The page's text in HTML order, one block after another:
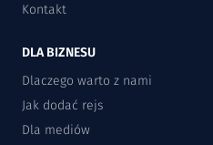
Kontakt
DLA BIZNESU
Dlaczego warto z nami
Jak dodać rejs
Dla mediów